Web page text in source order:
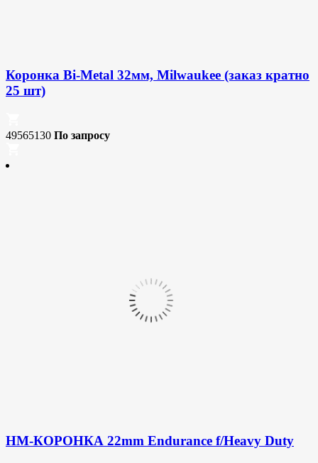
Коронка Bi-Metal 32мм, Milwaukee (заказ кратно
25 шт)
49565130 По запросу
HM-КОРОНКА 22mm Endurance f/Heavy Duty